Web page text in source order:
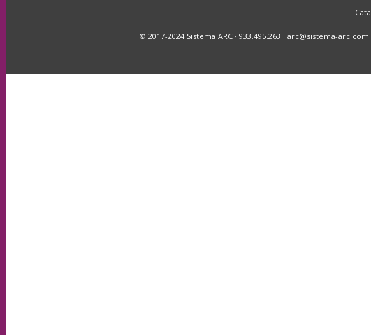
© 2017-2024 Sistema ARC · 933.495.263 · arc@sistema-arc.com